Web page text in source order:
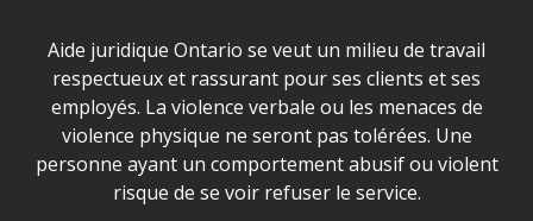
Déclaration sur la sécurité dans les locaux d'AJO.
Aide juridique Ontario se veut un milieu de travail
respectueux et rassurant pour ses clients et ses
employés. La violence verbale ou les menaces de
violence physique ne seront pas tolérées. Une
personne ayant un comportement abusif ou violent
risque de se voir refuser le service.